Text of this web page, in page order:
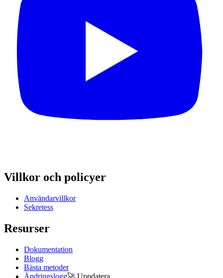
Villkor och policyer
Användarvillkor
Sekretess
Resurser
Dokumentation
Blogg
Bästa metoder
Ändringslogg🚀 Uppdatera